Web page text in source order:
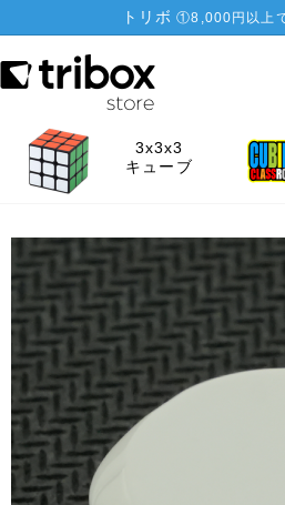
トリボ ①8,000円以上
3x3x3
キューブ